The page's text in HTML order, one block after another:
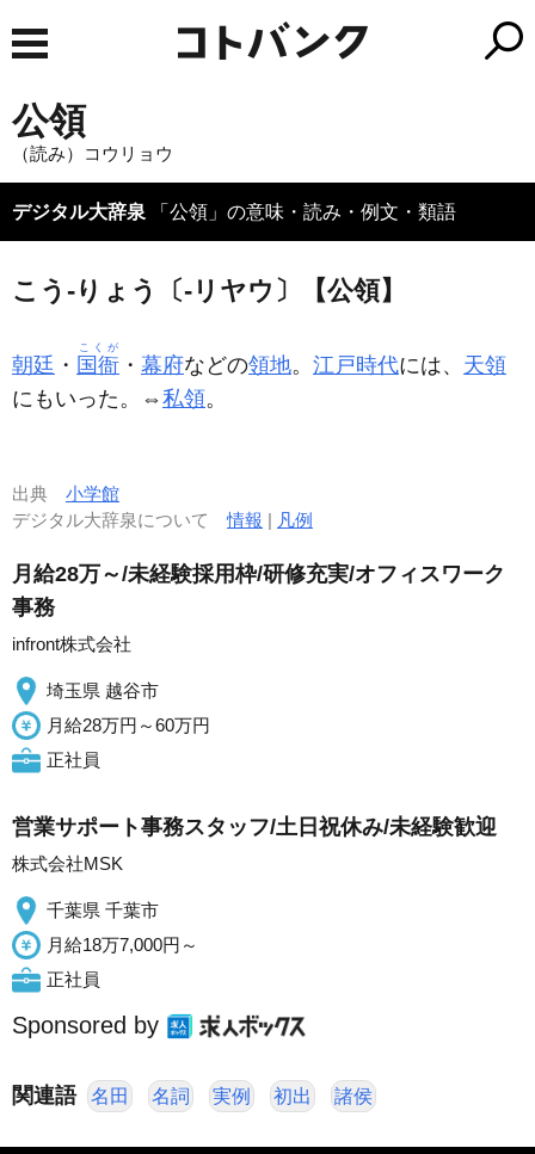
公領
（読み）コウリョウ
デジタル大辞泉 「公領」の意味・読み・例文・類語
こう‐りょう〔‐リヤウ〕【公領】
朝廷 ・ 国衙
こくが
・ 幕府などの領地。 江戸時代には、 天領
にもいった。⇔私領。
出典 小学館
デジタル大辞泉について情報 | 凡例
月給28万～/未経験採用枠/研修充実/オフィスワーク
事務
infront株式会社
埼玉県 越谷市
月給28万円～60万円
正社員
営業サポート事務スタッフ/土日祝休み/未経験歓迎
株式会社MSK
千葉県 千葉市
月給18万7,000円～
正社員
Sponsored by
関連語 名田 名詞 実例 初出 諸侯